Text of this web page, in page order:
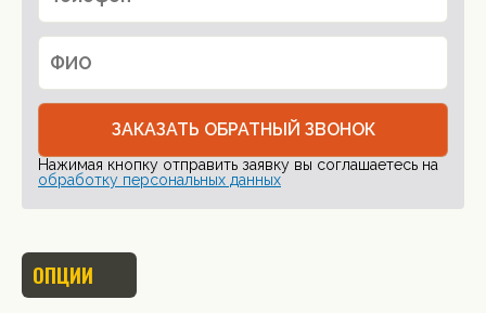
ЗАКАЗАТЬ ОБРАТНЫЙ ЗВОНОК
Нажимая кнопку отправить заявку вы соглашаетесь на
обработку персональных данных
ОПЦИИ